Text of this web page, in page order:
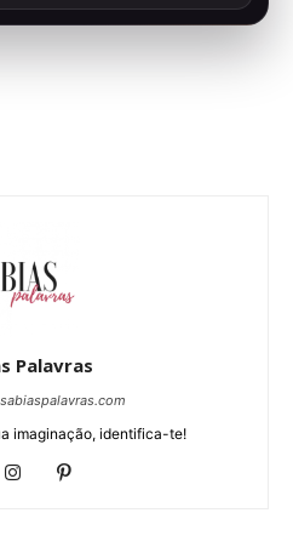
Palavras
imaginação, identifica-te!